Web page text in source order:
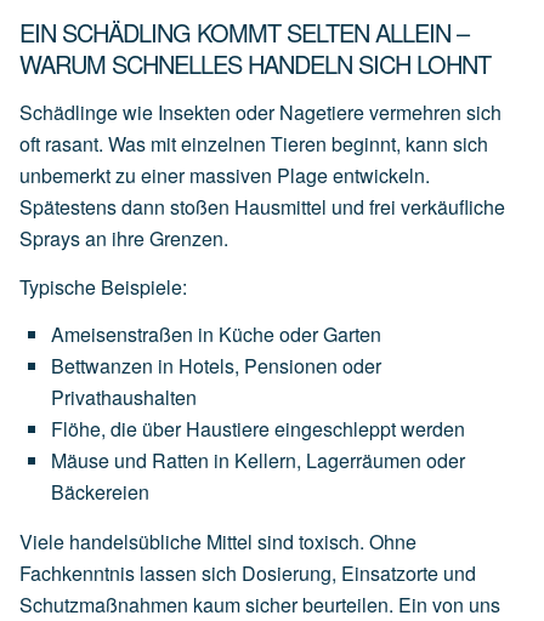
EIN SCHÄDLING KOMMT SELTEN ALLEIN –
WARUM SCHNELLES HANDELN SICH LOHNT
Schädlinge wie Insekten oder Nagetiere vermehren sich
oft rasant. Was mit einzelnen Tieren beginnt, kann sich
unbemerkt zu einer massiven Plage entwickeln.
Spätestens dann stoßen Hausmittel und frei verkäufliche
Sprays an ihre Grenzen.
Typische Beispiele:
Ameisenstraßen in KücheoderGarten
Bettwanzen in Hotels, Pensionen oder
Privathaushalten
Flöhe, die über Haustiereeingeschlepptwerden
Mäuse und Ratten in Kellern, Lagerräumen oder
Bäckereien
Viele handelsübliche Mittel sind toxisch. Ohne
Fachkenntnis lassen sich Dosierung, Einsatzorte und
Schutzmaßnahmen kaum sicher beurteilen. Ein von uns